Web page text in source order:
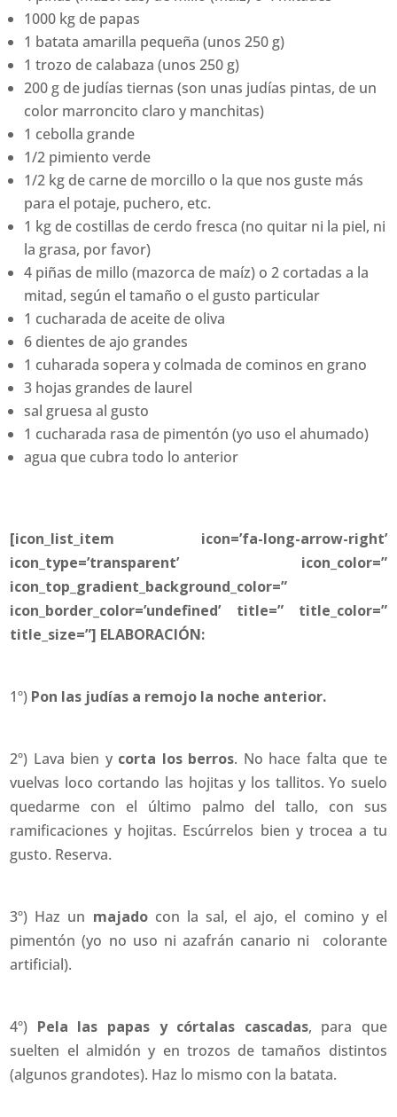
1000 kg de papas
1 batata amarilla pequeña (unos 250 g)
1 trozo de calabaza (unos 250 g)
200 g de judías tiernas (son unas judías pintas, de un
color marroncito claro y manchitas)
1 cebolla grande
1/2 pimiento verde
1/2 kg de carne de morcillo o la que nos guste más
para el potaje, puchero, etc.
1 kg de costillas de cerdo fresca (no quitar ni la piel, ni
la grasa, por favor)
4 piñas de millo (mazorca de maíz) o 2 cortadas a la
mitad, según el tamaño o el gusto particular
1 cucharada de aceite de oliva
6 dientes de ajo grandes
1 cuharada sopera y colmada de cominos en grano
3 hojas grandes de laurel
sal gruesa al gusto
1 cucharada rasa de pimentón (yo uso el ahumado)
agua que cubra todo lo anterior
[icon_list_item icon=’fa-long-arrow-right’
icon_type=’transparent’ icon_color=”
icon_top_gradient_background_color=”
icon_border_color=’undefined’ title=” title_color=”
title_size=”] ELABORACIÓN:
1º) Pon las judías a remojo la noche anterior.
2º) Lava bien y corta los berros. No hace falta que te
vuelvas loco cortando las hojitas y los tallitos. Yo suelo
quedarme con el último palmo del tallo, con sus
ramificaciones y hojitas. Escúrrelos bien y trocea a tu
gusto. Reserva.
3º) Haz un majadocon la sal, el ajo, el comino y el
pimentón (yo no uso ni azafrán canario ni colorante
artificial).
4º) Pela las papas y córtalas cascadas, para que
suelten el almidón y en trozos de tamaños distintos
(algunos grandotes). Haz lo mismo con la batata.